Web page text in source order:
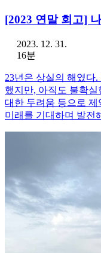
[2023 연말 회고]
2023. 12. 31.
16분
23년은 상실의 해였다
했지만, 아직도 불확실
대한 두려움 등으로
미래를 기대하며 발전